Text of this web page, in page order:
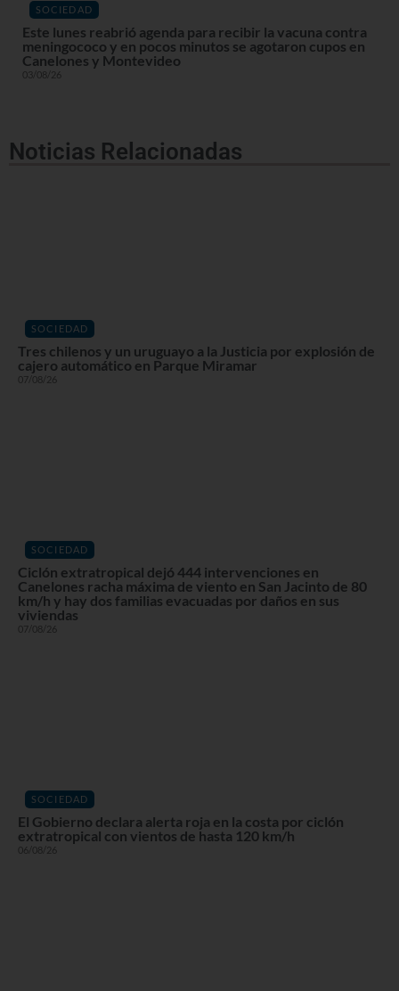
SOCIEDAD
Este lunes reabrió agenda para recibir la vacuna contra
meningococo y en pocos minutos se agotaron cupos en
Canelones y Montevideo
03/08/26
Noticias Relacionadas
SOCIEDAD
Tres chilenos y un uruguayo a la Justicia por explosión de
cajero automático en Parque Miramar
07/08/26
SOCIEDAD
Ciclón extratropical dejó 444 intervenciones en
Canelones racha máxima de viento en San Jacinto de 80
km/h y hay dos familias evacuadas por daños en sus
viviendas
07/08/26
SOCIEDAD
El Gobierno declara alerta roja en la costa por ciclón
extratropical con vientos de hasta 120 km/h
06/08/26